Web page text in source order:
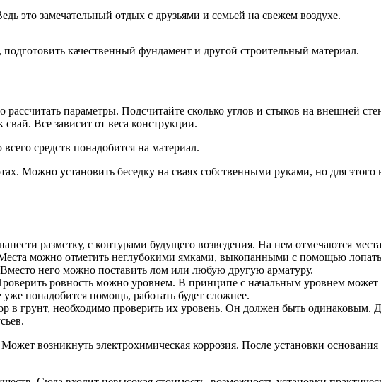
это замечательный отдых с друзьями и семьей на свежем воздухе.
подготовить качественный фундамент и другой строительный материал.
параметры. Подсчитайте сколько углов и стыков на внешней
Все зависит от веса конструкции.
средств понадобится на материал.
Можно установить беседку на сваях собственными руками, но для
разметку, с контурами будущего возведения. На нем отмечаются
можно отметить неглубокими ямками, выкопанными с помощью
него можно поставить лом или любую другую арматуру.
ровность можно уровнем. В принципе с начальным уровнем может
понадобится помощь, работать будет сложнее.
в грунт, необходимо проверить их уровень. Он должен быть одинаковым.
возникнуть электрохимическая коррозия. После установки